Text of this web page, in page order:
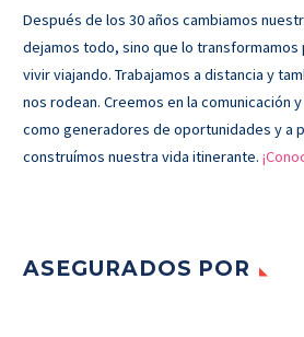
Después de los 30 años cambiamos
dejamos todo, sino que lo transformamos
vivir viajando. Trabajamos a distancia y
nos rodean. Creemos en la comunicación
como generadores de oportunidades y a
construímos nuestra vida itinerante.
ASEGURADOS POR